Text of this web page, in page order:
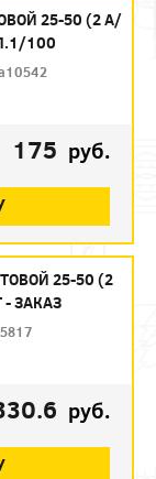
25-50 (2 А/
100
175 руб.
25-50 (2
ЗАКАЗ
руб.